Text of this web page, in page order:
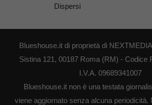
Dispersi
Blueshouse.it di proprietà di
Sistina 121, 00187 Roma (RM) - Codice
I.V.A. 09689341007
Blueshouse.it non è una testata
viene aggiornato senza alcuna periodicità.